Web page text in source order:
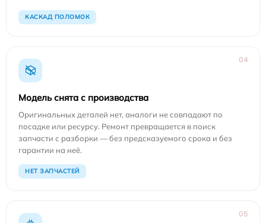
КАСКАД ПОЛОМОК
04
Модель снята с производства
Оригинальных деталей нет, аналоги не совпадают по
посадке или ресурсу. Ремонт превращается в поиск
запчасти с разборки — без предсказуемого срока и без
гарантии на неё.
НЕТ ЗАПЧАСТЕЙ
05